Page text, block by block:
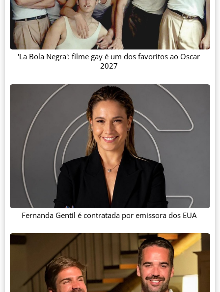
'La Bola Negra': filme gay é um dos favoritos ao Oscar
2027
Fernanda Gentil é contratada por emissora dos EUA